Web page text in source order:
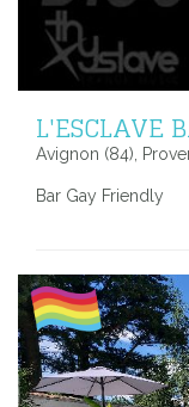
L'ESCLAVE
Avignon (84),
Bar Gay Friendly